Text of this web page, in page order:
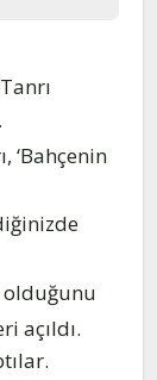
‘Bahçenin
olduğunu
açıldı.